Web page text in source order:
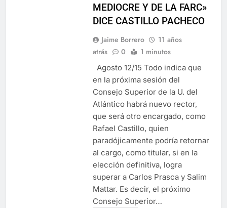
MEDIOCRE Y DE LA FARC»
DICE CASTILLO PACHECO
Jaime Borrero
11 años
atrás
0 1 minutos
Agosto 12/15 Todo indica que
en la próxima sesión del
Consejo Superior de la U. del
Atlántico habrá nuevo rector,
que será otro encargado, como
Rafael Castillo, quien
paradójicamente podría retornar
al cargo, como titular, si en la
elección definitiva, logra
superar a Carlos Prasca y Salim
Mattar. Es decir, el próximo
Consejo Superior…